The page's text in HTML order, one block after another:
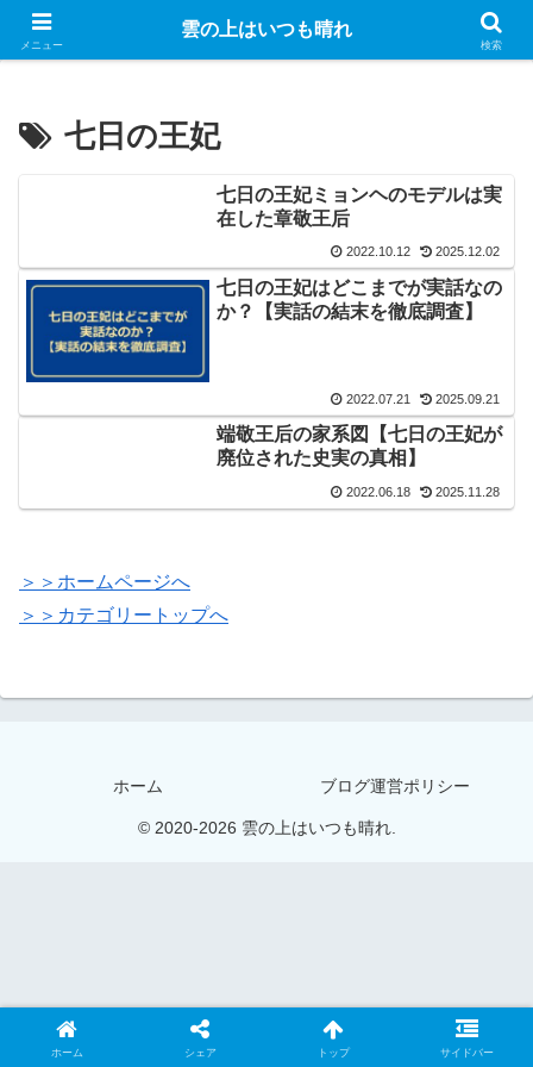
Googleのアドセンス広告を表示しています
七日の王妃
七日の王妃ミョンヘのモデルは実
在した章敬王后
2022.10.12 2025.12.02
七日の王妃はどこまでが実話なの
か？【実話の結末を徹底調査】
2022.07.21 2025.09.21
端敬王后の家系図【七日の王妃が
廃位された史実の真相】
2022.06.18 2025.11.28
＞＞ホームページへ
＞＞カテゴリートップへ
ホーム ブログ運営ポリシー
© 2020-2026 雲の上はいつも晴れ.
メニュー
雲の上はいつも晴れ
検索
ホーム シェア トップ サイドバー